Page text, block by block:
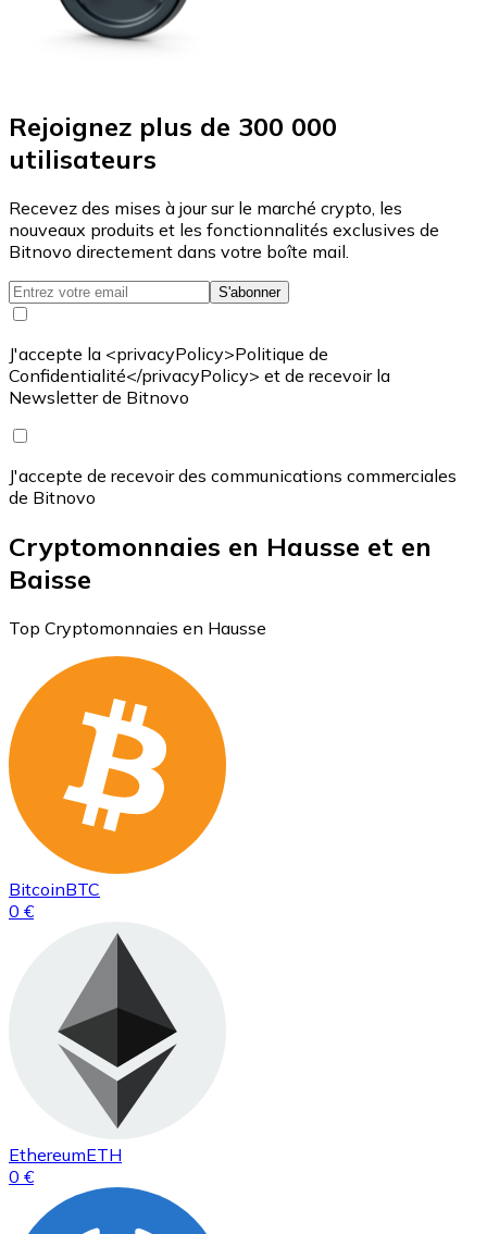
Rejoignez plus de 300 000
utilisateurs
Recevez des mises à jour sur le marché crypto, les
nouveaux produits et les fonctionnalités exclusives de
Bitnovo directement dans votre boîte mail.
S'abonner
J'accepte la <privacyPolicy>Politique de
Confidentialité</privacyPolicy> et de recevoir la
Newsletter de Bitnovo
J'accepte de recevoir des communications commerciales
de Bitnovo
Cryptomonnaies en Hausse et en
Baisse
Top Cryptomonnaies en Hausse
BitcoinBTC
0 €
EthereumETH
0 €